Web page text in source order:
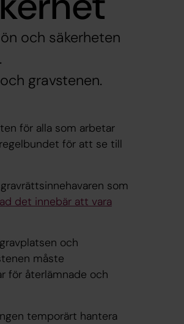
och säkerheten
gravstenen.
för alla som arbetar
för att se till
som
det innebär att vara
och
måste
för återlämnade och
temporärt hantera